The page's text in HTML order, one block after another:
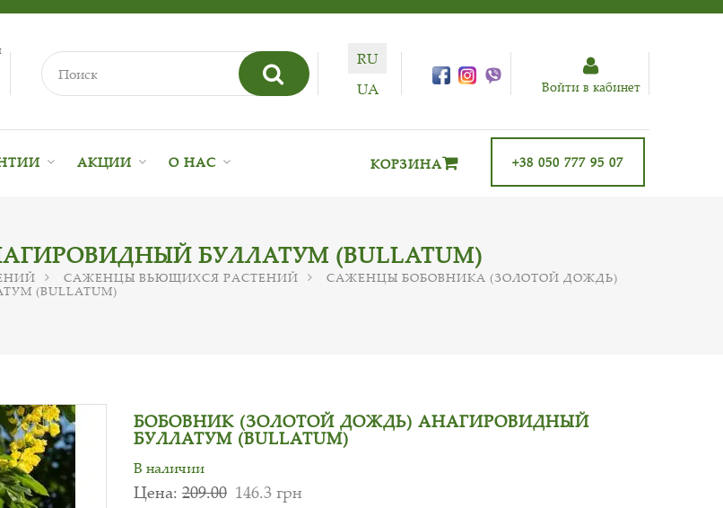
RU
UA
Войти в кабинет
АКЦИИ О НАС +38 050 777 95 07
КОРЗИНА
БУЛЛАТУМ (BULLATUM)
САЖЕНЦЫ ВЬЮЩИХСЯ РАСТЕНИЙ
САЖЕНЦЫ БОБОВНИКА (ЗОЛОТОЙ ДОЖДЬ)
(BULLATUM)
БОБОВНИК (ЗОЛОТОЙ ДОЖДЬ) АНАГИРОВИДНЫЙ
БУЛЛАТУМ (BULLATUM)
В наличии
Цена: 209.00 146.3 грн